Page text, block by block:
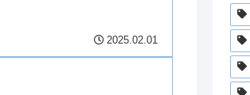
2025.02.01